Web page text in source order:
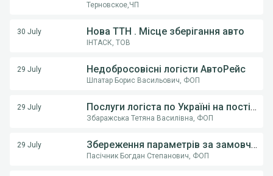
Терновское,ЧП
30 July Нова ТТН . Місце зберігання авто
ІНТАСК, ТОВ
29 July Недобросовісні логісти АвтоРейс
Шпатар Борис Васильович, ФОП
29 July Послуги логіста по Україні на постійній основі .
Збаражська Тетяна Василівна, ФОП
29 July Збереження параметрів за замовчуванням (тип транспорту) у пошуку вантажів
Пасічник Богдан Степанович, ФОП